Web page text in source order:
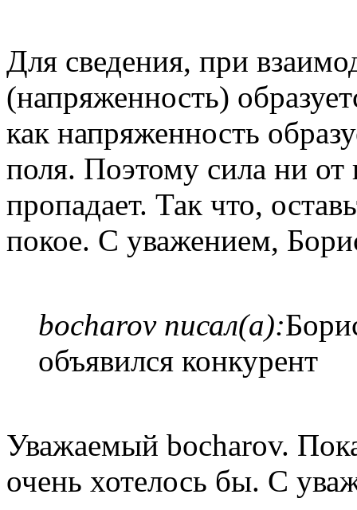
Для сведения, при
(напряженность)
как напряженность
поля. Поэтому сила ни от
пропадает. Так что,
покое. С уважением,
bocharov писал(а):
объявился конкурент
Уважаемый bocharov.
очень хотелось бы. С